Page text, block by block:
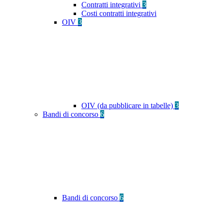
Contratti integrativi 3
Costi contratti integrativi
OIV 3
OIV (da pubblicare in tabelle) 3
Bandi di concorso 6
Bandi di concorso 6